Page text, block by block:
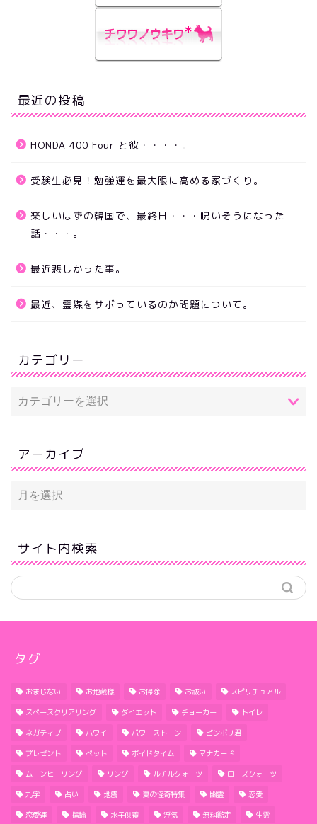
最近の投稿
HONDA 400 Four と彼・・・・。
受験生必見！勉強運を最大限に高める家づくり。
楽しいはずの韓国で、最終日・・・呪いそうになった
話・・・。
最近悲しかった事。
最近、霊媒をサボっているのか問題について。
カテゴリー
アーカイブ
サイト内検索
タグ
おまじない お地蔵様 お掃除 お祓い スピリチュアル
スペースクリアリング ダイエット チョーカー トイレ
ネガティブ ハワイ パワーストーン ビンボリ君
プレゼント ペット ボイドタイム マナカード
ムーンヒーリング リング ルチルクォーツ ローズクォーツ
九字 占い 地震 夏の怪奇特集 幽霊 恋愛
恋愛運 指輪 水子供養 浮気 無料鑑定 生霊